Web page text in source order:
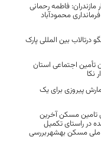
مازندران: فاطمه رحمانی
محمودآباد
درتالاب بین المللی پارک
تأمین اجتماعی استان
نکا
مارش پیروزی برای یک
تامین مسکن آخرین
در راستای تکمیل
مسکن بهشهربررسی